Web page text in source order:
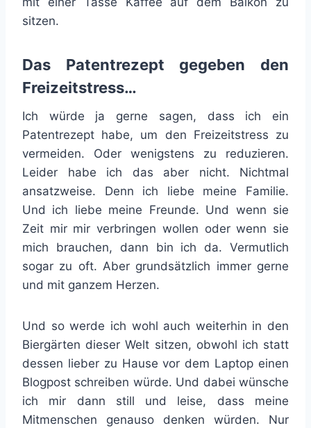
sitzen.
Das Patentrezept gegeben den
Freizeitstress…
Ich würde ja gerne sagen, dass ich ein
Patentrezept habe, um den Freizeitstress zu
vermeiden. Oder wenigstens zu reduzieren.
Leider habe ich das aber nicht. Nichtmal
ansatzweise. Denn ich liebe meine Familie.
Und ich liebe meine Freunde. Und wenn sie
Zeit mir mir verbringen wollen oder wenn sie
mich brauchen, dann bin ich da. Vermutlich
sogar zu oft. Aber grundsätzlich immer gerne
und mit ganzem Herzen.
Und so werde ich wohl auch weiterhin in den
Biergärten dieser Welt sitzen, obwohl ich statt
dessen lieber zu Hause vor dem Laptop einen
Blogpost schreiben würde. Und dabei wünsche
ich mir dann still und leise, dass meine
Mitmenschen genauso denken würden. Nur